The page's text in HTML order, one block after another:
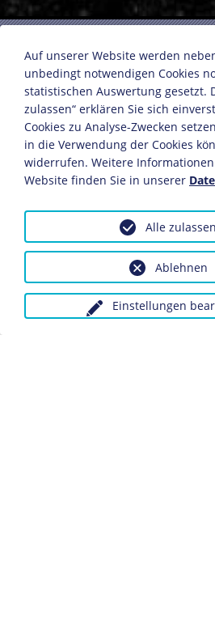
aus: Heute, Eine neue illustrierte
(1946)
Herausgegeben im Verlag der
Armee
München, 15. August 1946
Bildnachweis: Deutsches
Berlin
Dieses Objekt ist eingebunden in
Biografie Max Beckmann
Auf unserer Website werden
unbedingt notwendigen Cookies
statistischen Auswertung gesetzt.
zulassen“ erklären Sie sich
Cookies zu Analyse-Zwecken
in die Verwendung der Cookies
widerrufen. Weitere
Website finden Sie in unserer
Einstellungen
Ablehnen
Alle zulassen